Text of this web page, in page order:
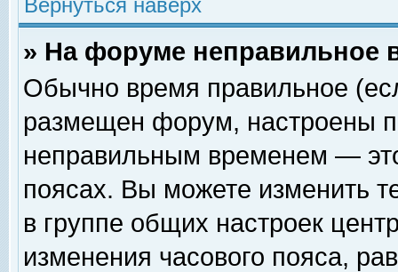
Вернуться наверх
» На форуме неправильное
Обычно время правильное
размещен форум, настроены
неправильным временем —
поясах. Вы можете изменить
в группе общих настроек
изменения часового пояса,